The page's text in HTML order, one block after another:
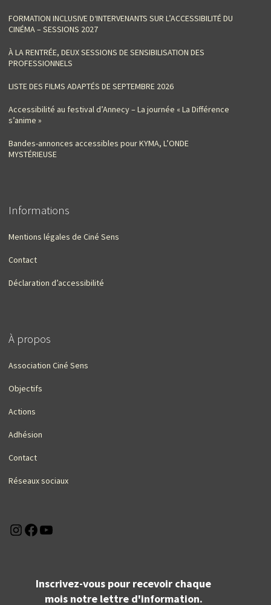
FORMATION INCLUSIVE D‘INTERVENANTS SUR L’ACCESSIBILITÉ DU
CINÉMA – SESSIONS 2027
À LA RENTRÉE, DEUX SESSIONS DE SENSIBILISATION DES
PROFESSIONNELS
LISTE DES FILMS ADAPTÉS DE SEPTEMBRE 2026
Accessibilité au festival d’Annecy – La journée « La Différence
s’anime »
Bandes-annonces accessibles pour KYMA, L’ONDE
MYSTÉRIEUSE
Informations
Mentions légales de Ciné Sens
Contact
Déclaration d’accessibilité
À propos
Association Ciné Sens
Objectifs
Actions
Adhésion
Contact
Réseaux sociaux
Instagram
Facebook
Inscrivez-vous pour recevoir chaque
mois notre lettre d'information.